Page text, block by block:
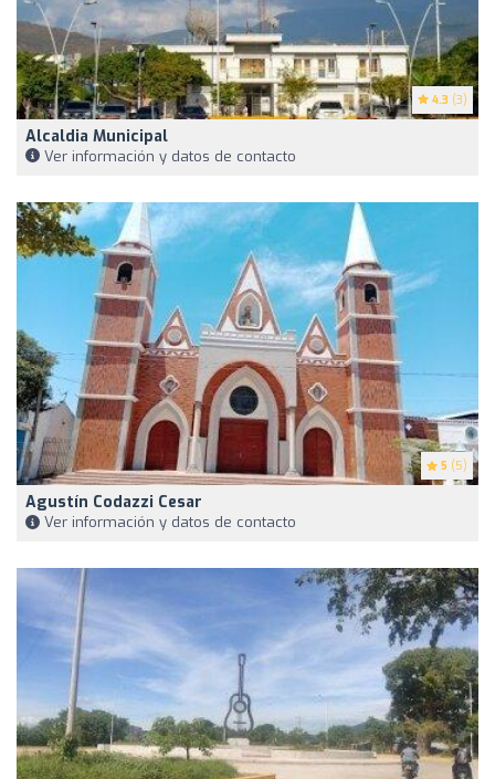
4.3 (3)
Alcaldia Municipal
Ver información y datos de contacto
5 (5)
Agustín Codazzi Cesar
Ver información y datos de contacto